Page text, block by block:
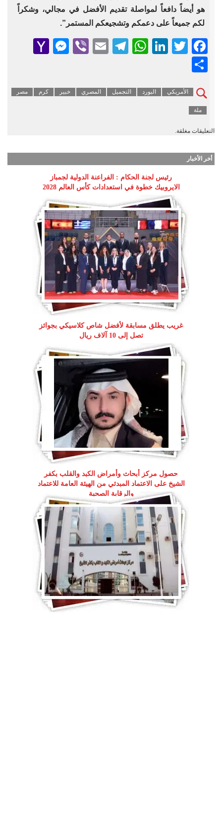
هو أيضاً دافعاً لمواصلة تقديم الأفضل في مجالي، وشكراً
لكم جميعاً على دعمكم وتشجيعكم المستمر”.
Facebook
Twitter
LinkedIn
WhatsApp
Telegram
Email
Viber
الأمريكي البورد التجميل المصري خبير كرم مصر
ملة
التعليقات مغلقة.
أخر الأخبار
رئيس لجنة الحكام : الفراعنة الدولية لجمباز
الايروبيك خطوة في استعدادات كأس العالم 2028
غريب يطلق مسابقة لأفضل شاص كلاسيكي بجوائز
تصل إلى 10 آلاف ريال
حصول مركز أبحاث وأمراض الكبد والقلب بكفر
الشيخ على الاعتماد المبدئي من الهيئة العامة للاعتماد
والرقابة الصحية